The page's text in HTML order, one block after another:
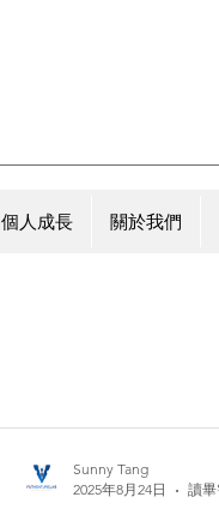
個人成長 關於我們
Sunny Tang
2025年8月24日
讀